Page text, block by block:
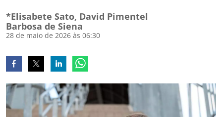
*Elisabete Sato, David Pimentel
Barbosa de Siena
28 de maio de 2026 às 06:30